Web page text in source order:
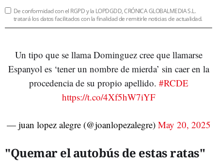
De conformidad con el RGPD y la LOPDGDD, CRÓNICA GLOBALMEDIA S.L.
tratará los datos facilitados con la finalidad de remitirle noticias de actualidad.
Un tipo que se llama Dominguez cree que llamarse
Espanyol es ‘tener un nombre de mierda’ sin caer en la
procedencia de su propio apellido. #RCDE
https://t.co/4Xf5hW7iYF
— juan lopez alegre (@joanlopezalegre) May 20, 2025
"Quemar el autobús de estas ratas"